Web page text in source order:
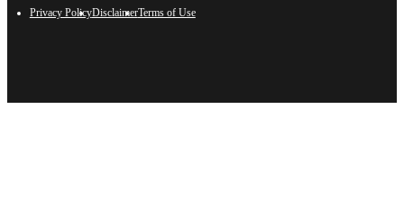
Privacy PolicyDisclaimerTerms of Use